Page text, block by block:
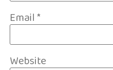
Email*
Website